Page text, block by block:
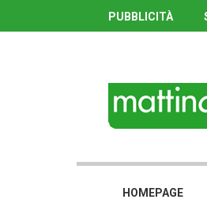
PUBBLICITÀ
HOMEPAGE